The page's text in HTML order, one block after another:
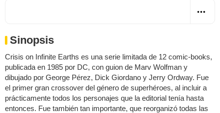
Sinopsis
Crisis on Infinite Earths es una serie limitada de 12 comic-books,
publicada en 1985 por DC, con guion de Marv Wolfman y
dibujado por George Pérez, Dick Giordano y Jerry Ordway. Fue
el primer gran crossover del género de superhéroes, al incluir a
prácticamente todos los personajes que la editorial tenía hasta
entonces. Fue también tan importante, que reorganizó todas las